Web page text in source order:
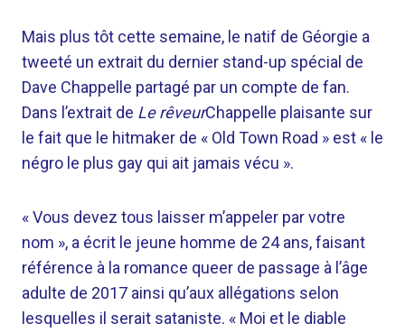
Mais plus tôt cette semaine, le natif de Géorgie a
tweeté un extrait du dernier stand-up spécial de
Dave Chappelle partagé par un compte de fan.
Dans l’extrait de Le rêveurChappelle plaisante sur
le fait que le hitmaker de « Old Town Road » est « le
négro le plus gay qui ait jamais vécu ».
« Vous devez tous laisser m’appeler par votre
nom », a écrit le jeune homme de 24 ans, faisant
référence à la romance queer de passage à l’âge
adulte de 2017 ainsi qu’aux allégations selon
lesquelles il serait sataniste. « Moi et le diable